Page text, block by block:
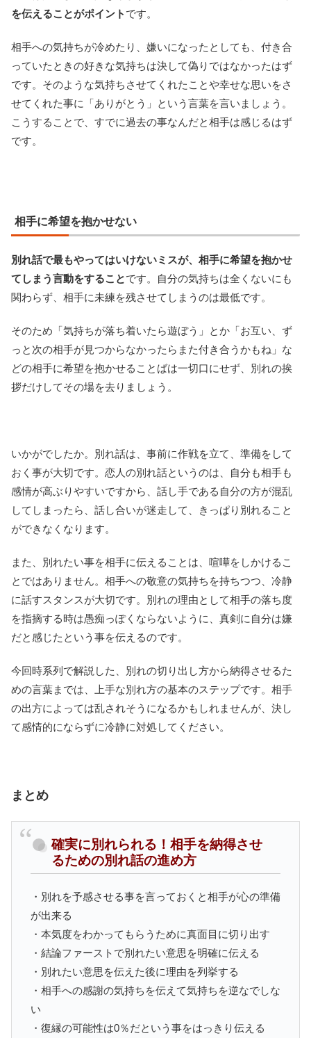
を伝えることがポイント です。
相手への気持ちが冷めたり、嫌いになったとしても、付き合
っていたときの好きな気持ちは決して偽りではなかったはず
です。そのような気持ちさせてくれたことや幸せな思いをさ
せてくれた事に「ありがとう」という言葉を言いましょう。
こうすることで、すでに過去の事なんだと相手は感じるはず
です。
相手に希望を抱かせない
別れ話で最もやってはいけないミスが、相手に希望を抱かせ
てしまう言動をすることです。自分の気持ちは全くないにも
関わらず、相手に未練を残させてしまうのは最低です。
そのため「気持ちが落ち着いたら遊ぼう」とか「お互い、ず
っと次の相手が見つからなかったらまた付き合うかもね」な
どの相手に希望を抱かせることばは一切口にせず、別れの挨
拶だけしてその場を去りましょう。
いかがでしたか。別れ話は、事前に作戦を立て、準備をして
おく事が大切です。恋人の別れ話というのは、自分も相手も
感情が高ぶりやすいですから、話し手である自分の方が混乱
してしまったら、話し合いが迷走して、きっぱり別れること
ができなくなります。
また、別れたい事を相手に伝えることは、喧嘩をしかけるこ
とではありません。相手への敬意の気持ちを持ちつつ、冷静
に話すスタンスが大切です。別れの理由として相手の落ち度
を指摘する時は愚痴っぽくならないように、真剣に自分は嫌
だと感じたという事を伝えるのです。
今回時系列で解説した、別れの切り出し方から納得させるた
めの言葉までは、上手な別れ方の基本のステップです。相手
の出方によっては乱されそうになるかもしれませんが、決し
て感情的にならずに冷静に対処してください。
まとめ
確実に別れられる！相手を納得させ
るための別れ話の進め方
・別れを予感させる事を言っておくと相手が心の準備
が出来る
・本気度をわかってもらうために真面目に切り出す
・結論ファーストで別れたい意思を明確に伝える
・別れたい意思を伝えた後に理由を列挙する
・相手への感謝の気持ちを伝えて気持ちを逆なでしな
い
・復縁の可能性は0％だという事をはっきり伝える